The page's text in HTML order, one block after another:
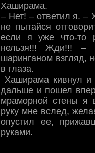
Хаширама.
– Нет! – ответил я.
не пытайся
если я уже что-то
нельзя!!! Жди!!! –
шаринганом взгляд,
в глаза.
Хаширама кивнул
дальше и пошел
мраморной стены я
руку мне вслед,
опустил ее,
руками.